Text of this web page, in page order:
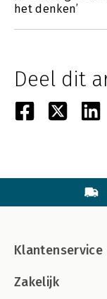
het denken’
Deel dit
Klantenservice
Zakelijk